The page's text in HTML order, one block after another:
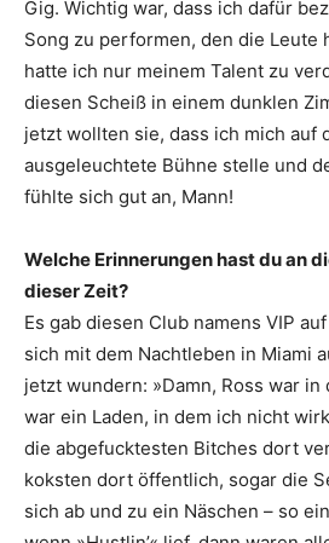
Gig. Wichtig war, dass ich dafür
Song zu performen, den die Leute
hatte ich nur meinem Talent zu
diesen Scheiß in einem dunklen
jetzt wollten sie, dass ich mich auf
ausgeleuchtete Bühne stelle und
fühlte sich gut an, Mann!
Welche Erinnerungen hast du an
dieser Zeit?
Es gab diesen Club namens VIP
sich mit dem Nachtleben in Miami
jetzt wundern: »Damn, Ross war in
war ein Laden, in dem ich nicht
die abgefucktesten Bitches dort
koksten dort öffentlich, sogar die
sich ab und zu ein Näschen – so